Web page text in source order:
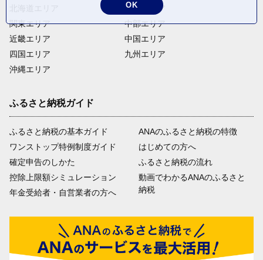
関東エリア
近畿エリア
四国エリア
沖縄エリア
東北エリア
中部エリア
中国エリア
九州エリア
ふるさと納税ガイド
ふるさと納税の基本ガイド
ワンストップ特例制度ガイド
確定申告のしかた
控除上限額シミュレーション
年金受給者・自営業者の方へ
ANAのふるさと納税の特徴
はじめての方へ
ふるさと納税の流れ
動画でわかるANAのふるさと
納税
OK